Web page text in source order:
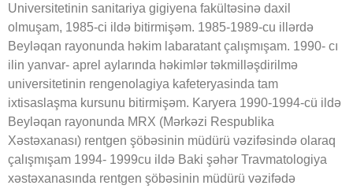
Universitetinin sanitariya gigiyena fakültəsinə daxil
olmuşam, 1985-ci ildə bitirmişəm. 1985-1989-cu illərdə
Beyləqan rayonunda həkim labaratant çalışmışam. 1990- cı
ilin yanvar- aprel aylarında həkimlər təkmilləşdirilmə
universitetinin rengenolagiya kafeteryasinda tam
ixtisaslaşma kursunu bitirmişəm. Karyera 1990-1994-cü ildə
Beyləqan rayonunda MRX (Mərkəzi Respublika
Xəstəxanası) rentgen şöbəsinin müdürü vəzifəsində olaraq
çalışmışam 1994- 1999cu ildə Baki şəhər Travmatologiya
xəstəxanasında rentgen şöbəsinin müdürü vəzifədə